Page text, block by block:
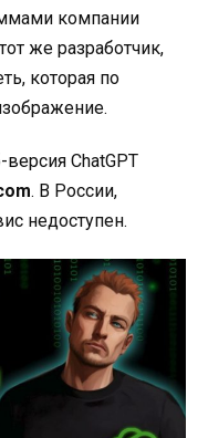
компании
же разработчик,
которая по
ChatGPT
. В России,
недоступен.